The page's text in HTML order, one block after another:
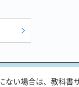
い場合は、教科